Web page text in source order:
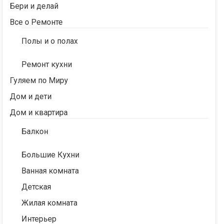
Бери и делай
Все о Ремонте
Полы и о полах
Ремонт кухни
Гуляем по Миру
Дом и дети
Дом и квартира
Балкон
Большие Кухни
Ванная комната
Детская
Жилая комната
Интерьер